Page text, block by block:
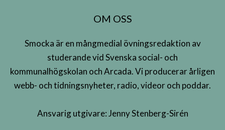
OM OSS
Smocka är en mångmedial övningsredaktion av
studerande vid Svenska social- och
kommunalhögskolan och Arcada. Vi producerar årligen
webb- och tidningsnyheter, radio, videor och poddar.
Ansvarig utgivare: Jenny Stenberg-Sirén